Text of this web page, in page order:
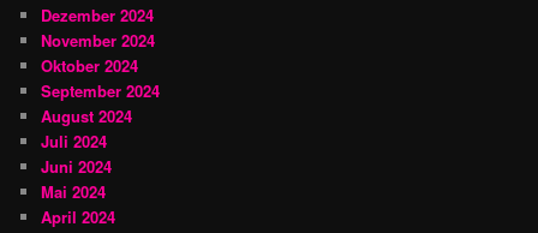
Dezember 2024
November 2024
Oktober 2024
September 2024
August 2024
Juli 2024
Juni 2024
Mai 2024
April 2024